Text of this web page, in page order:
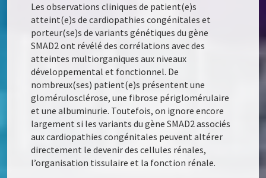
Les observations cliniques de patient(e)s
atteint(e)s de cardiopathies congénitales et
porteur(se)s de variants génétiques du gène
SMAD2 ont révélé des corrélations avec des
atteintes multiorganiques aux niveaux
développemental et fonctionnel. De
nombreux(ses) patient(e)s présentent une
glomérulosclérose, une fibrose périglomérulaire
et une albuminurie. Toutefois, on ignore encore
largement si les variants du gène SMAD2 associés
aux cardiopathies congénitales peuvent altérer
directement le devenir des cellules rénales,
l’organisation tissulaire et la fonction rénale.